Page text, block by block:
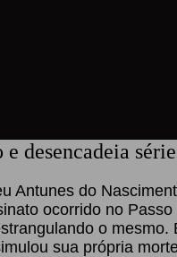
desencadeia
Antunes do
ocorrido no
o
sua própria